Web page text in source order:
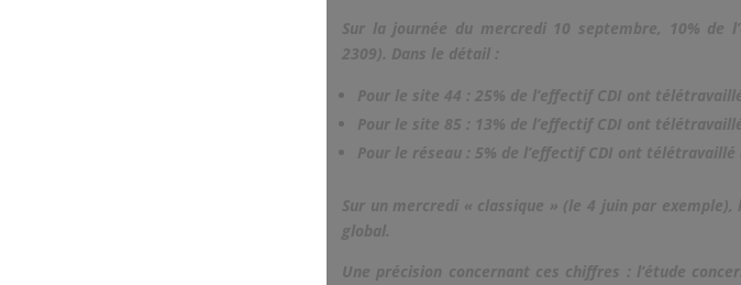
Sur la journée du mercredi 10 septembre, 10% de
2309). Dans le détail :
Pour le site 44 : 25% de l’effectif CDI ont
Pour le site 85 : 13% de l’effectif CDI ont
Pour le réseau : 5% de l’effectif CDI ont
Sur un mercredi « classique » (le 4 juin par
global.
Une précision concernant ces chiffres : l’étude